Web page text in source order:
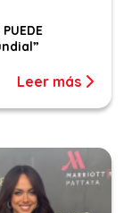
Leer más